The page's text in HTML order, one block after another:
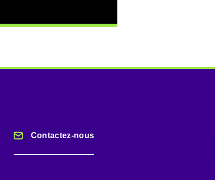
Contactez-nous